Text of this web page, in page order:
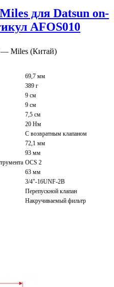
для Datsun on-
AFOS010
— Miles (Китай)
69,7 мм
389 г
9 см
9 см
7,5 см
20 Нм
С возвратным клапаном
72,1 мм
93 мм
OCS 2
63 мм
3/4"-16UNF-2B
Перепускной клапан
Накручиваемый фильтр